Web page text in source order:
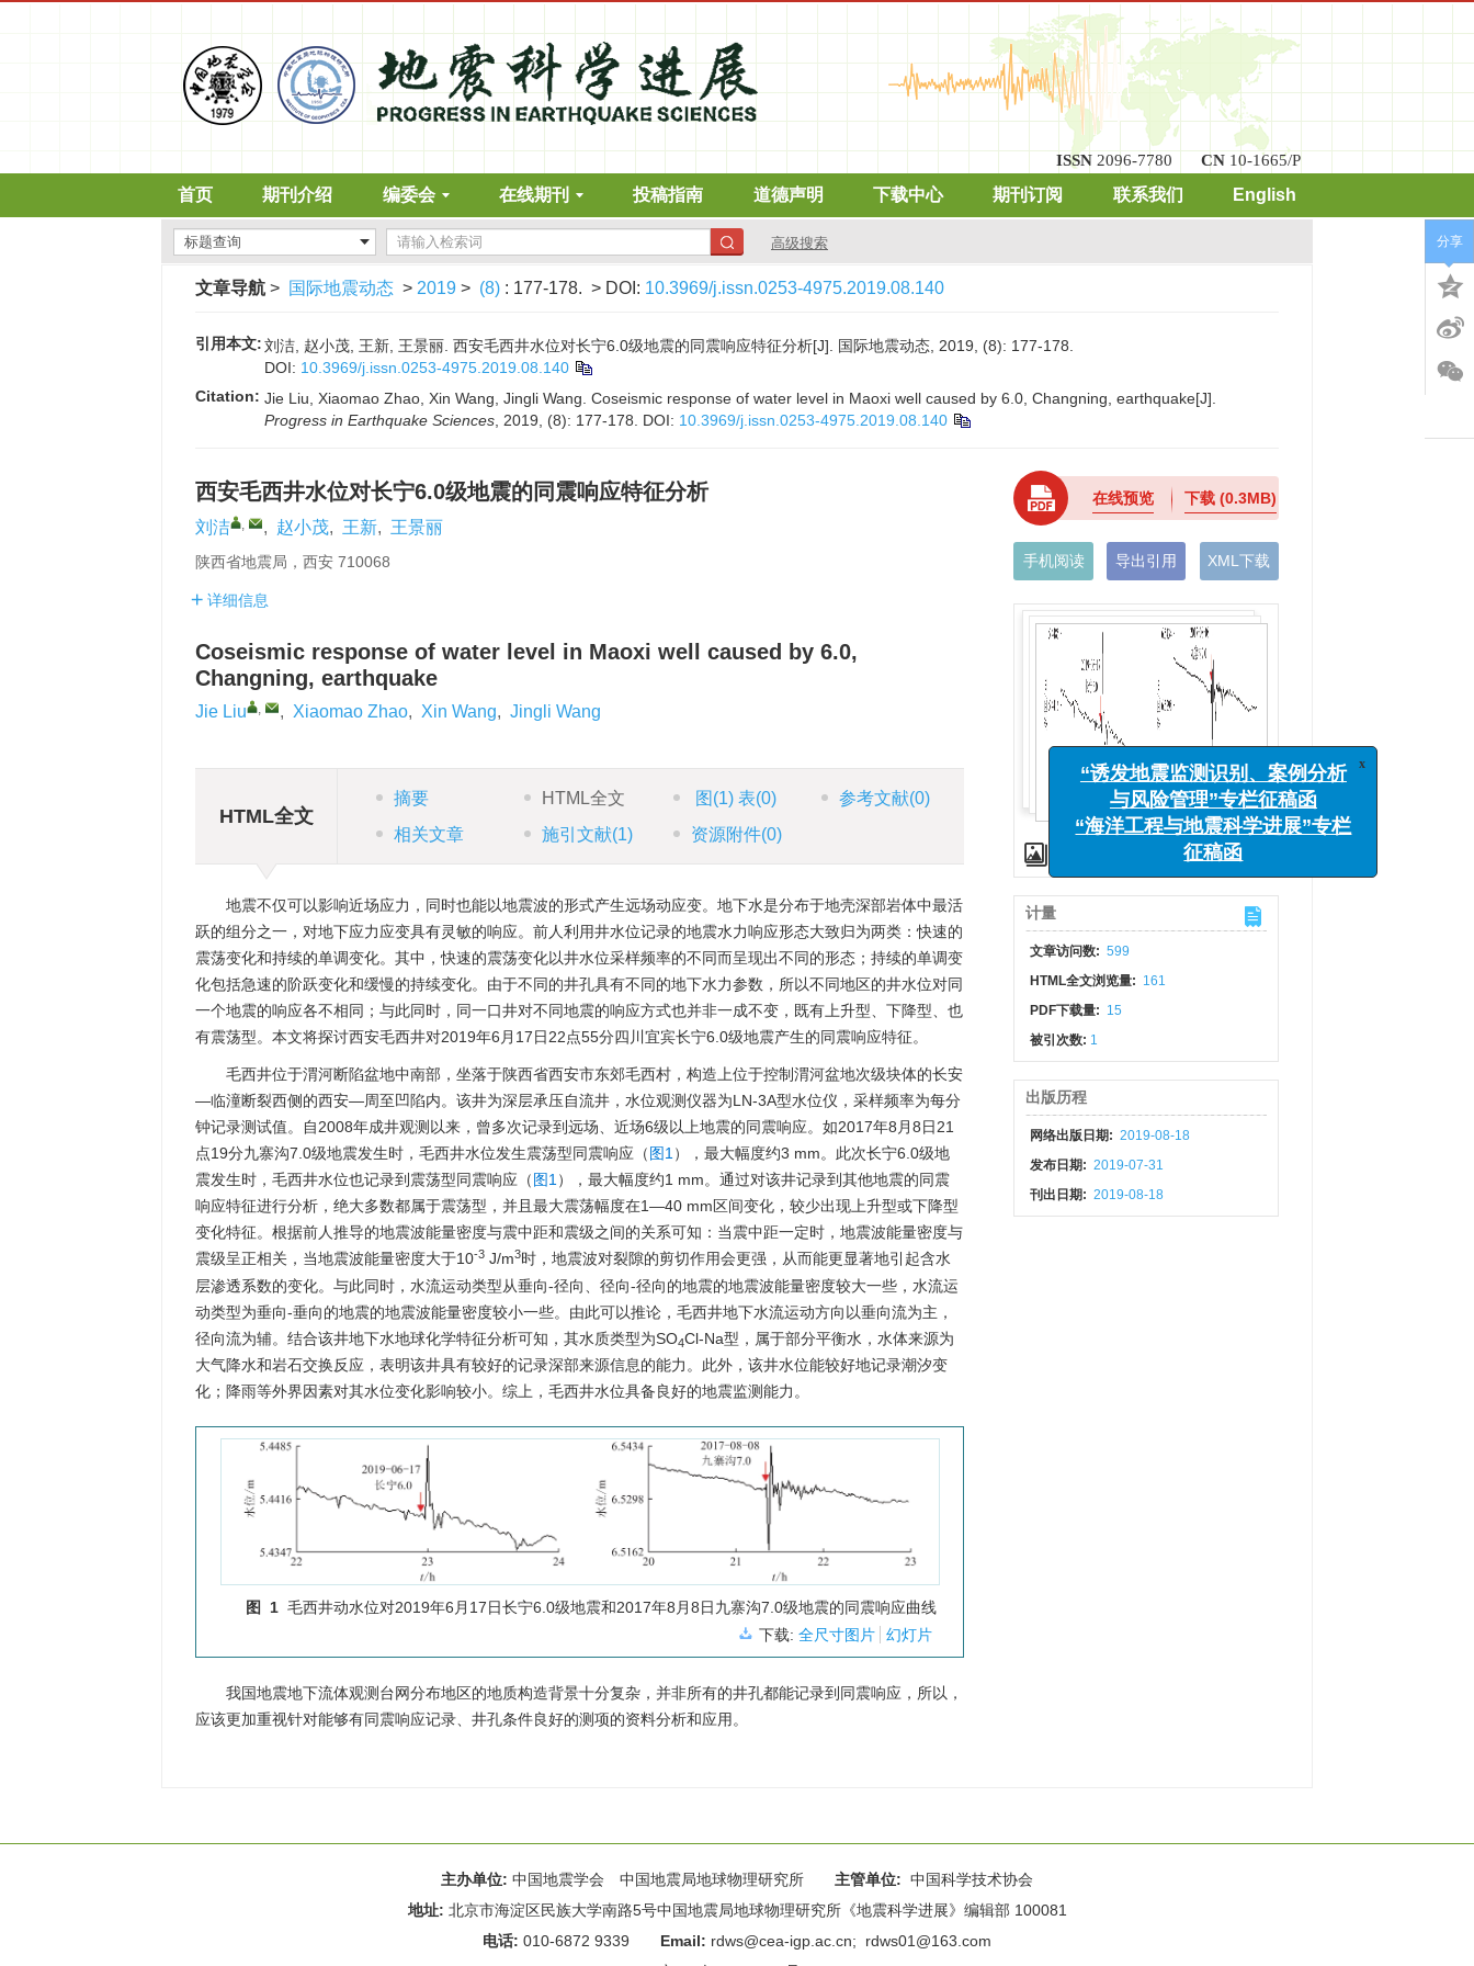
ISSN 2096-7780 CN 10-1665/P
首页 期刊介绍 编委会 在线期刊 投稿指南 道德声明 下载中心 期刊订阅 联系我们 English
高级搜索
文章导航 > 国际地震动态 > 2019 > (8) : 177-178. > DOI: 10.3969/j.issn.0253-4975.2019.08.140
引用本文:刘洁, 赵小茂, 王新, 王景丽. 西安毛西井水位对长宁6.0级地震的同震响应特征分析[J]. 国际地震动态, 2019, (8): 177-178.
DOI: 10.3969/j.issn.0253-4975.2019.08.140
Citation: Jie Liu, Xiaomao Zhao, Xin Wang, Jingli Wang. Coseismic response of water level in Maoxi well caused by 6.0, Changning, earthquake[J].
Progress in Earthquake Sciences , 2019, (8): 177-178. DOI: 10.3969/j.issn.0253-4975.2019.08.140
西安毛西井水位对长宁6.0级地震的同震响应特征分析
刘洁 , , 赵小茂, 王新, 王景丽
陕西省地震局，西安 710068
详细信息
Coseismic response of water level in Maoxi well caused by 6.0,
Changning, earthquake
Jie Liu , , Xiaomao Zhao, Xin Wang, Jingli Wang
HTML全文
摘要 HTML全文 图 (1)表(0) 参考文献(0)
相关文章
施引文献(1) 资源附件(0)
地震不仅可以影响近场应力，同时也能以地震波的形式产生远场动应变。地下水是分布于地壳深部岩体中最活
跃的组分之一，对地下应力应变具有灵敏的响应。前人利用井水位记录的地震水力响应形态大致归为两类：快速的
震荡变化和持续的单调变化。其中，快速的震荡变化以井水位采样频率的不同而呈现出不同的形态；持续的单调变
化包括急速的阶跃变化和缓慢的持续变化。由于不同的井孔具有不同的地下水力参数，所以不同地区的井水位对同
一个地震的响应各不相同；与此同时，同一口井对不同地震的响应方式也并非一成不变，既有上升型、下降型、也
有震荡型。本文将探讨西安毛西井对2019年6月17日22点55分四川宜宾长宁6.0级地震产生的同震响应特征。
毛西井位于渭河断陷盆地中南部，坐落于陕西省西安市东郊毛西村，构造上位于控制渭河盆地次级块体的长安
—临潼断裂西侧的西安—周至凹陷内。该井为深层承压自流井，水位观测仪器为LN-3A型水位仪，采样频率为每分
钟记录测试值。自2008年成井观测以来，曾多次记录到远场、近场6级以上地震的同震响应。如2017年8月8日21
点19分九寨沟7.0级地震发生时，毛西井水位发生震荡型同震响应（图1 ），最大幅度约3 mm。此次长宁6.0级地
震发生时，毛西井水位也记录到震荡型同震响应（图1 ），最大幅度约1 mm。通过对该井记录到其他地震的同震
响应特征进行分析，绝大多数都属于震荡型，并且最大震荡幅度在1—40 mm区间变化，较少出现上升型或下降型
变化特征。根据前人推导的地震波能量密度与震中距和震级之间的关系可知：当震中距一定时，地震波能量密度与
震级呈正相关，当地震波能量密度大于10-3 J/m3时，地震波对裂隙的剪切作用会更强，从而能更显著地引起含水
层渗透系数的变化。与此同时，水流运动类型从垂向-径向、径向-径向的地震的地震波能量密度较大一些，水流运
动类型为垂向-垂向的地震的地震波能量密度较小一些。由此可以推论，毛西井地下水流运动方向以垂向流为主，
径向流为辅。结合该井地下水地球化学特征分析可知，其水质类型为SO4Cl-Na型，属于部分平衡水，水体来源为
大气降水和岩石交换反应，表明该井具有较好的记录深部来源信息的能力。此外，该井水位能较好地记录潮汐变
化；降雨等外界因素对其水位变化影响较小。综上，毛西井水位具备良好的地震监测能力。
图 1 毛西井动水位对2019年6月17日长宁6.0级地震和2017年8月8日九寨沟7.0级地震的同震响应曲线
下载:全尺寸图片 幻灯片
我国地震地下流体观测台网分布地区的地质构造背景十分复杂，并非所有的井孔都能记录到同震响应，所以，
应该更加重视针对能够有同震响应记录、井孔条件良好的测项的资料分析和应用。
在线预览 下载(0.3MB)
手机阅读 导出引用 XML下载
计量
文章访问数: 599
HTML全文浏览量: 161
PDF下载量: 15
被引次数: 1
出版历程
网络出版日期: 2019-08-18
发布日期: 2019-07-31
刊出日期: 2019-08-18
分享
主办单位: 中国地震学会 中国地震局地球物理研究所 主管单位: 中国科学技术协会
地址: 北京市海淀区民族大学南路5号中国地震局地球物理研究所《地震科学进展》编辑部 100081
电话: 010-6872 9339 Email: rdws@cea-igp.ac.cn; rdws01@163.com
x
“诱发地震监测识别、案例分析
与风险管理”专栏征稿函
“海洋工程与地震科学进展”专栏
征稿函